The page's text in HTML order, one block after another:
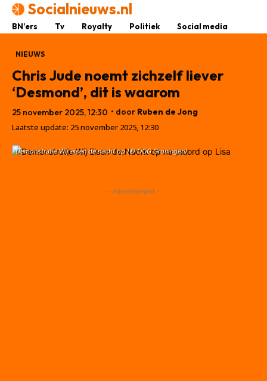
Socialnieuws.nl
BN’ers Tv Royalty Politiek Social media
NIEUWS
Chris Jude noemt zichzelf liever
‘Desmond’, dit is waarom
25 november 2025, 12:30 • door Ruben de Jong
Laatste update: 25 november 2025, 12:30
Demonstratie Wij eisen de nacht op (© OOG Groningen)
- Advertisement -